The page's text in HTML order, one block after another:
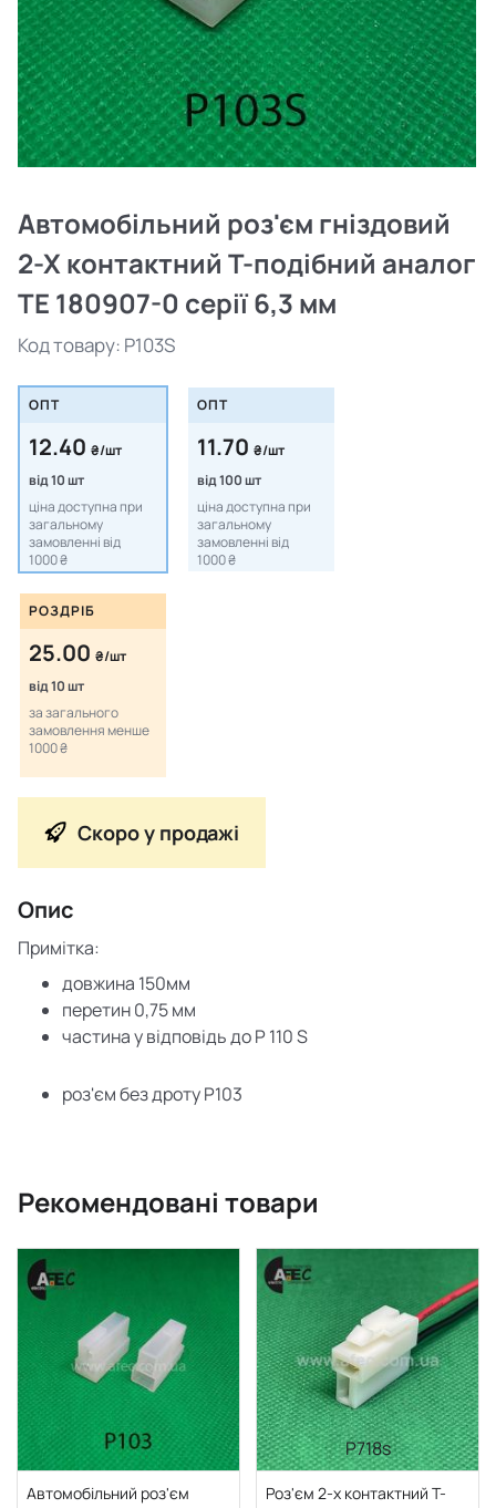
Автомобільний роз'єм гніздовий
2-Х контактний Т-подібний аналог
TE 180907-0 серії 6,3 мм
Код товару: P103S
ОПТ
12.40 ₴/шт
від 10 шт
ціна доступна при
загальному
замовленні від
1000 ₴
ОПТ
11.70 ₴/шт
від 100 шт
ціна доступна при
загальному
замовленні від
1000 ₴
РОЗДРІБ
25.00 ₴/шт
від 10 шт
за загального
замовлення менше
1000 ₴
Скоро у продажі
Опис
Примітка:
довжина 150мм
перетин 0,75 мм
частина у відповідь доP110S
роз'єм без дроту P103
Рекомендовані товари
Автомобільний роз'єм
P718s
Роз'єм 2-х контактний Т-